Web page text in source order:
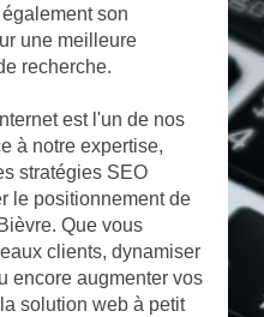
son
une meilleure
recherche.
est l'un de nos
à notre expertise,
stratégies SEO
le positionnement de
Que vous
clients, dynamiser
encore augmenter vos
solution web à petit